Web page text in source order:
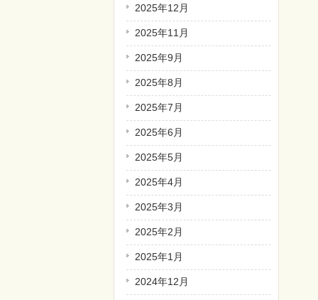
2025年12月
2025年11月
2025年9月
2025年8月
2025年7月
2025年6月
2025年5月
2025年4月
2025年3月
2025年2月
2025年1月
2024年12月